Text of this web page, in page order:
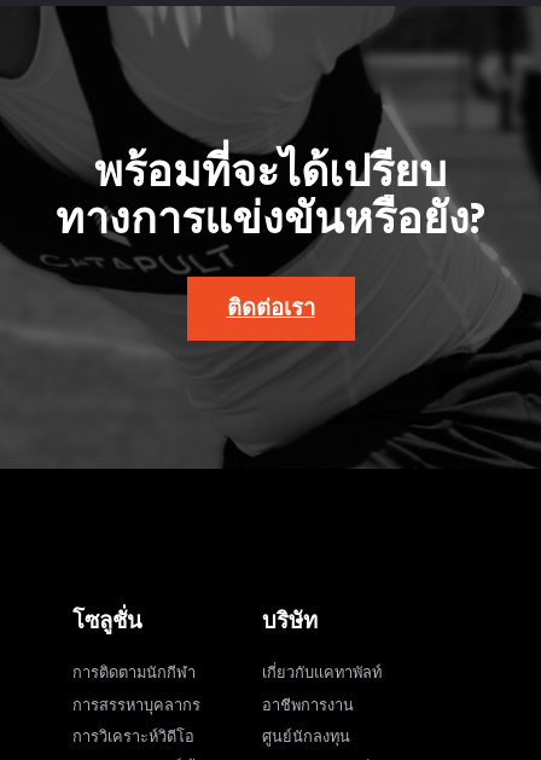
พร้อมที่จะได้เปรียบ
ทางการแข่งขันหรือยัง?
ติดต่อเรา
โซลูชั่น
การติดตามนักกีฬา
การสรรหาบุคลากร
การวิเคราะห์วิดีโอ
บริษัท
เกี่ยวกับแคทาพัลท์
อาชีพการงาน
ศูนย์นักลงทุน